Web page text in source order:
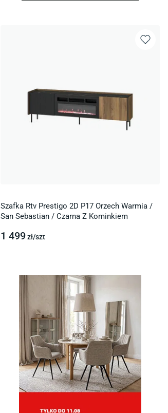
Szafka Rtv Prestigo 2D P17 Orzech Warmia /
San Sebastian / Czarna Z Kominkiem
1 499zł/szt